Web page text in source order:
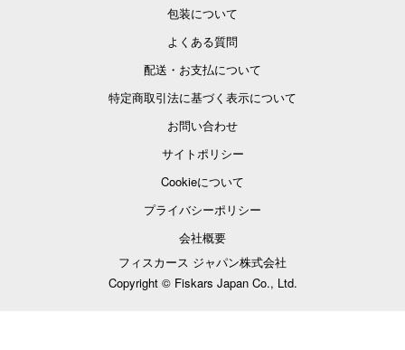
包装について
よくある質問
配送・お支払について
特定商取引法に基づく表示について
お問い合わせ
サイトポリシー
Cookieについて
プライバシーポリシー
会社概要
フィスカース ジャパン株式会社
Copyright © Fiskars Japan Co., Ltd.